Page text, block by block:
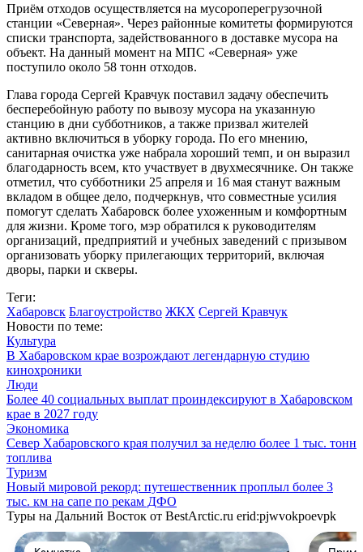
Приём отходов осуществляется на мусороперегрузочной
станции «Северная». Через районные комитеты формируются
списки транспорта, задействованного в доставке мусора на
объект. На данный момент на МПС «Северная» уже
поступило около 58 тонн отходов.
Глава города Сергей Кравчук поставил задачу обеспечить
бесперебойную работу по вывозу мусора на указанную
станцию в дни субботников, а также призвал жителей
активно включиться в уборку города. По его мнению,
санитарная очистка уже набрала хороший темп, и он выразил
благодарность всем, кто участвует в двухмесячнике. Он также
отметил, что субботники 25 апреля и 16 мая станут важным
вкладом в общее дело, подчеркнув, что совместные усилия
помогут сделать Хабаровск более ухоженным и комфортным
для жизни. Кроме того, мэр обратился к руководителям
организаций, предприятий и учебных заведений с призывом
организовать уборку прилегающих территорий, включая
дворы, парки и скверы.
Теги:
Хабаровск Благоустройство ЖКХ Сергей Кравчук
Новости по теме:
Культура
В Хабаровском крае возрождают легендарную студию
кинохроники
Люди
Более 40 социальных выплат проиндексируют в Хабаровском
крае в 2027 году
Экономика
Север Хабаровского края получил за неделю более 1 тыс. тонн
топлива
Туризм
Новый мировой рекорд: путешественник проплыл более 3
тыс. км на сапе по рекам ДФО
Туры на Дальний Восток от BestArctic.ru erid:pjwvokpoevpk